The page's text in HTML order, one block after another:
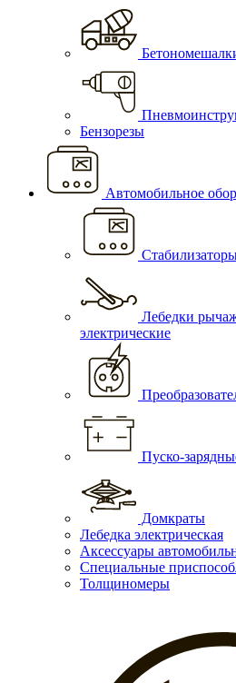
Бензорезы
Автомобильное
Лебедки
электрические
Пуско-
Домкраты
Лебедка электрическая
Аксессуары
Специальные
Толщиномеры